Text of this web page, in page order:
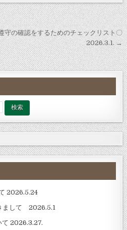
守の確認をするためのチェックリスト〇
2026.3.1. →
2026.5.24
まして 2026.5.1
て 2026.3.27.